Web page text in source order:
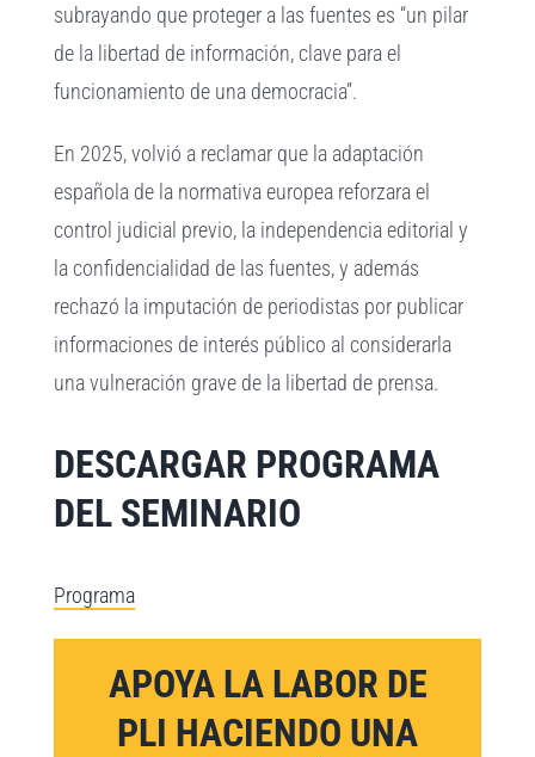
subrayando que proteger a las fuentes es “un pilar
de la libertad de información, clave para el
funcionamiento de una democracia”.
En 2025, volvió a reclamar que la adaptación
española de la normativa europea reforzara el
control judicial previo, la independencia editorial y
la confidencialidad de las fuentes, y además
rechazó la imputación de periodistas por publicar
informaciones de interés público al considerarla
una vulneración grave de la libertad de prensa.
DESCARGAR PROGRAMA
DEL SEMINARIO
Programa
APOYA LA LABOR DE
PLI HACIENDO UNA